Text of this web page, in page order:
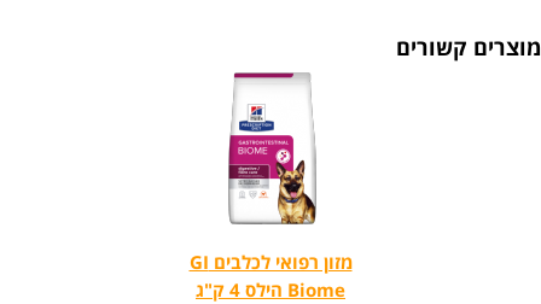
מוצרים קשורים
מזון רפואי לכלבים GI
Biome הילס 4 ק"ג